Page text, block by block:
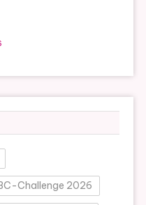
Challenge 2026